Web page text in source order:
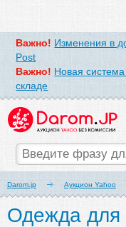
Важно! Изменения в
Post
Важно! Новая
складе
Darom.jp Аукцион Yahoo
Одежда для